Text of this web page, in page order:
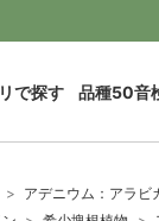
で探す 品種50音
アデニウム：アラ